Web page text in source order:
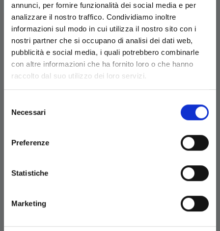
annunci, per fornire funzionalità dei social media e per
analizzare il nostro traffico. Condividiamo inoltre
informazioni sul modo in cui utilizza il nostro sito con i
nostri partner che si occupano di analisi dei dati web,
pubblicità e social media, i quali potrebbero combinarle
con altre informazioni che ha fornito loro o che hanno
raccolto dal suo utilizzo dei loro servizi.
delNecessari
Preferenze
Statistiche
Marketing
EDIZIONI STAR COMICS
Edizioni Star Comics s.r.l. strada delle Selvette, 1/bis/1
- 06134 Bosco (Perugia)
P.IVA 03850300546
info@starcomics.com
, per informazioni sugli acquisti
BRAND
Contattaci